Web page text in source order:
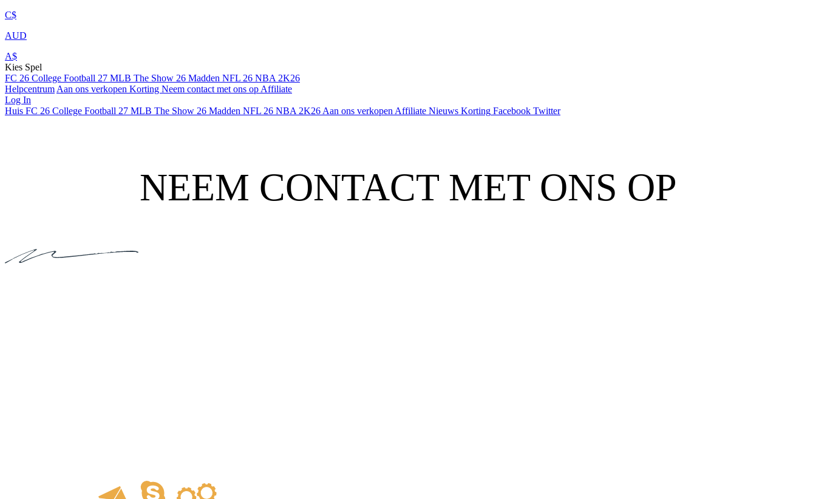
C$
AUD
A$
Kies Spel
FC 26 College Football 27 MLB The Show 26 Madden NFL 26 NBA 2K26
Helpcentrum Aan ons verkopen Korting Neem contact met ons op Affiliate
Log In
Huis FC 26 College Football 27 MLB The Show 26 Madden NFL 26 NBA 2K26 Aan ons verkopen Affiliate Nieuws Korting Facebook Twitter
NEEM CONTACT MET ONS OP